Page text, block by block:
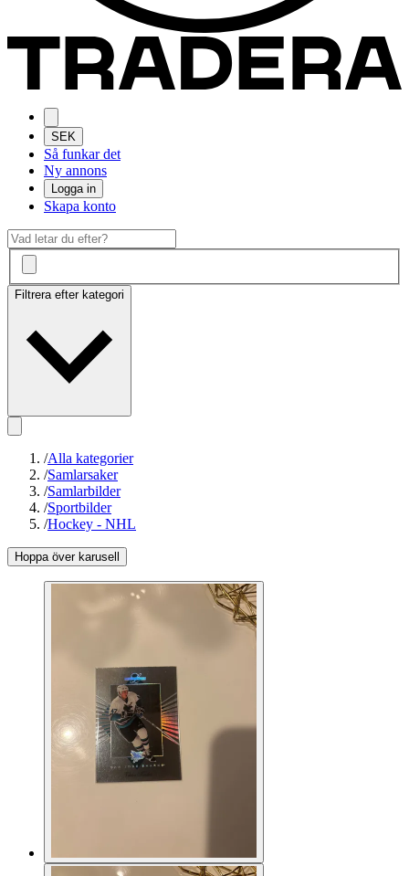
SEK
Så funkar det
Ny annons
Logga in
Skapa konto
Filtrera efter kategori
/Alla kategorier
/Samlarsaker
/Samlarbilder
/Sportbilder
/Hockey - NHL
Hoppa över karusell